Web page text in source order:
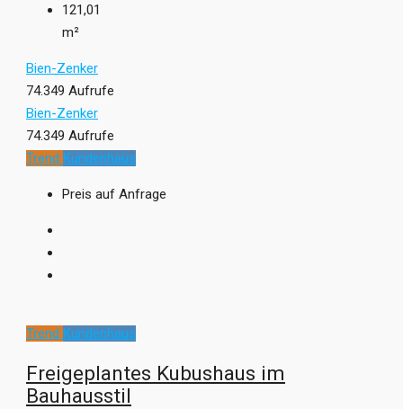
121,01
m²
Bien-Zenker
74.349 Aufrufe
Bien-Zenker
74.349 Aufrufe
Trend Kundenhaus
Preis auf Anfrage
Trend Kundenhaus
Freigeplantes Kubushaus im
Bauhausstil